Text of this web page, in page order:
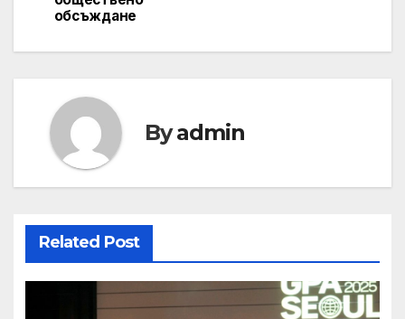
обсъждане
Byadmin
Related Post